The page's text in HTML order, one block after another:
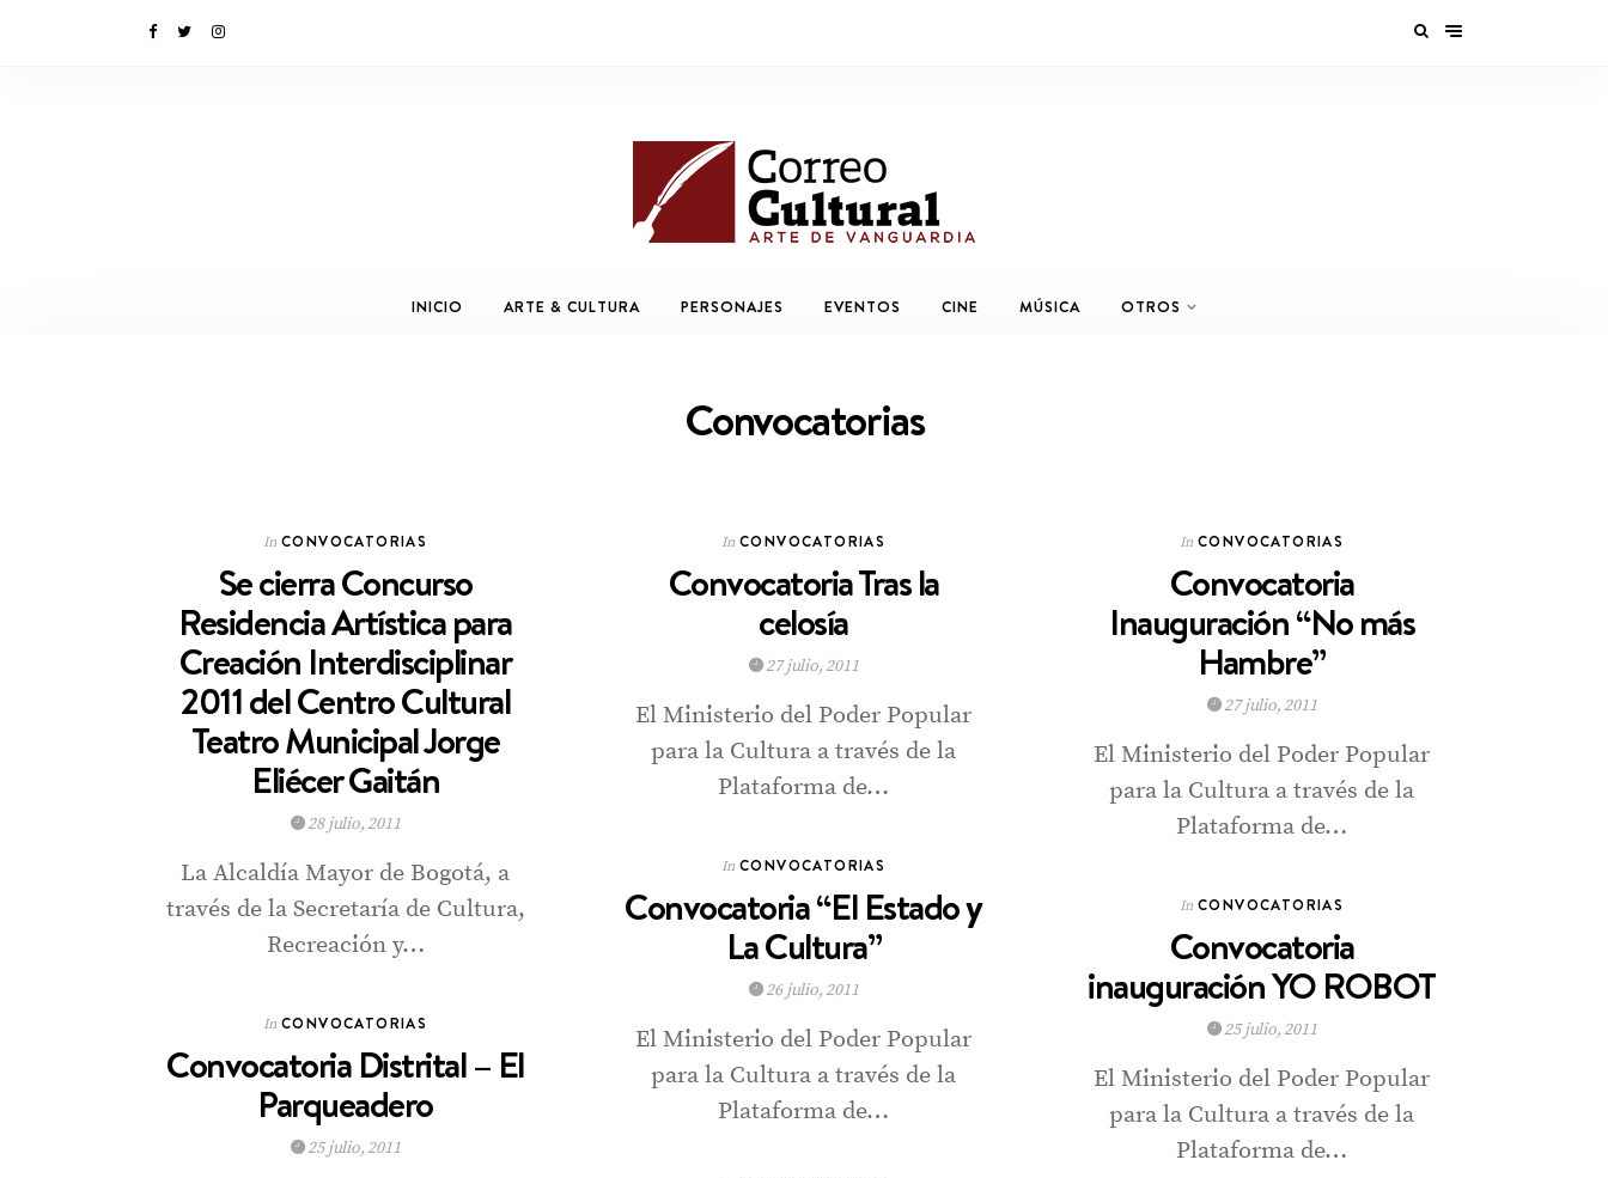
INICIO ARTE & CULTURA PERSONAJES EVENTOS CINE MÚSICA OTROS
Convocatorias
In CONVOCATORIAS
Se cierra Concurso
Residencia Artística para
Creación Interdisciplinar
2011 del Centro Cultural
Teatro Municipal Jorge
Eliécer Gaitán
28 julio, 2011
La Alcaldía Mayor de Bogotá, a
través de la Secretaría de Cultura,
Recreación y…
In CONVOCATORIAS
Convocatoria Tras la
celosía
27 julio, 2011
El Ministerio del Poder Popular
para la Cultura a través de la
Plataforma de…
In CONVOCATORIAS
Convocatoria
Inauguración “No más
Hambre”
27 julio, 2011
El Ministerio del Poder Popular
para la Cultura a través de la
Plataforma de…
In CONVOCATORIAS
Convocatoria “El Estado y
La Cultura”
26 julio, 2011
El Ministerio del Poder Popular
para la Cultura a través de la
Plataforma de…
In CONVOCATORIAS
Convocatoria
inauguración YO ROBOT
25 julio, 2011
El Ministerio del Poder Popular
para la Cultura a través de la
Plataforma de…
In CONVOCATORIAS
Convocatoria Distrital – El
Parqueadero
25 julio, 2011